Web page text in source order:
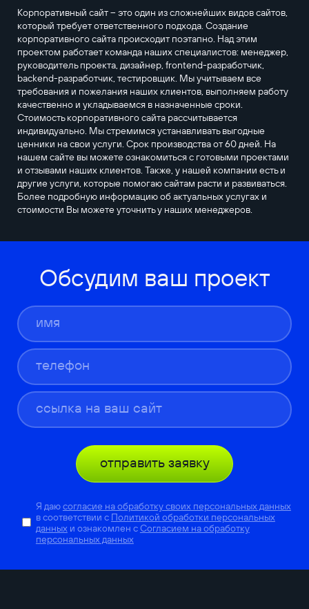
Корпоративный сайт – это один из сложнейших видов сайтов,
который требует ответственного подхода. Создание
корпоративного сайта происходит поэтапно. Над этим
проектом работает команда наших специалистов: менеджер,
руководитель проекта, дизайнер, frontend-разработчик,
backend-разработчик, тестировщик. Мы учитываем все
требования и пожелания наших клиентов, выполняем работу
качественно и укладываемся в назначенные сроки.
Стоимость корпоративного сайта рассчитывается
индивидуально. Мы стремимся устанавливать выгодные
ценники на свои услуги. Срок производства от 60 дней. На
нашем сайте вы можете ознакомиться с готовыми проектами
и отзывами наших клиентов. Также, у нашей компании есть и
другие услуги, которые помогаю сайтам расти и развиваться.
Более подробную информацию об актуальных услугах и
стоимости Вы можете уточнить у наших менеджеров.
Обсудим ваш проект
отправить заявку
Я даюсогласие на обработку своих персональных данных
в соответствии с Политикой обработки персональных
данныхи ознакомлен сСогласием на обработку
персональных данных